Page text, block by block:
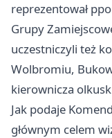
reprezentował
Grupy
uczestniczyli też
Wolbromiu,
kierownicza
Jak podaje
głównym celem